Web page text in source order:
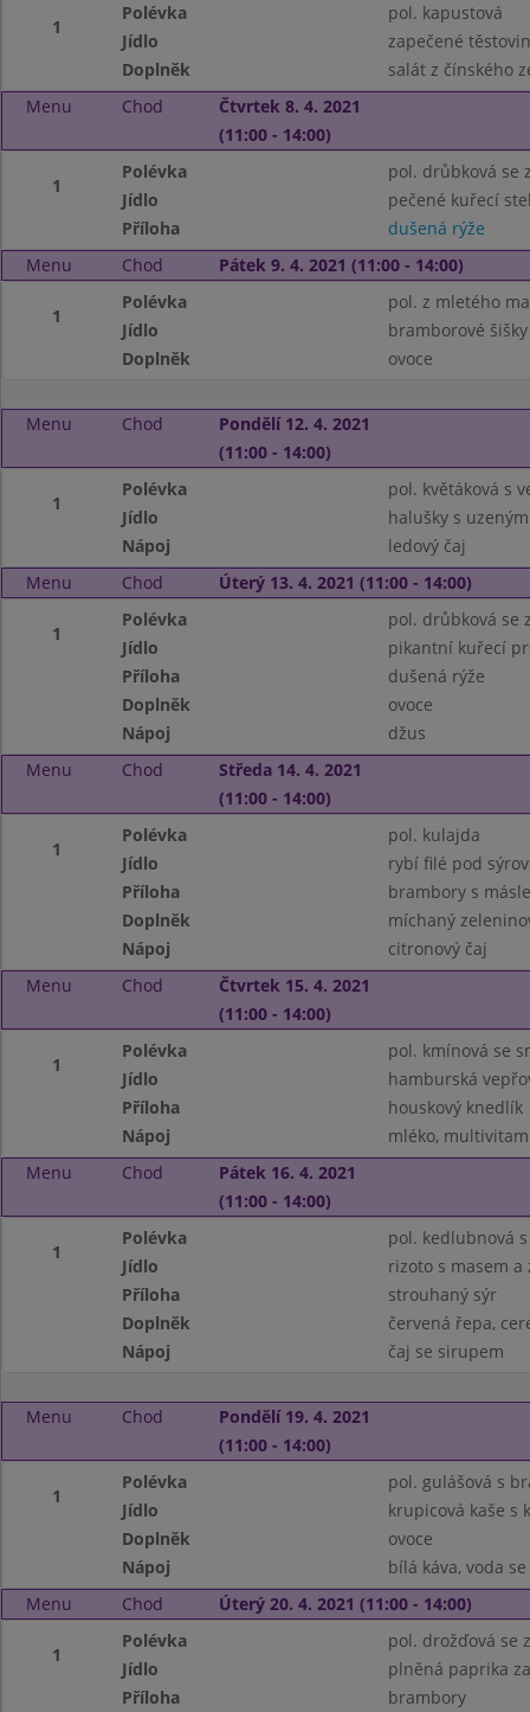
1
Polévka
pol. kapustová
Jídlo
zapečené
Doplněk
salát z čínského
Menu
Chod
Čtvrtek 8. 4. 2021
(11:00 - 14:00)
1
Polévka
pol. drůbková se
Jídlo
pečené kuřecí
Příloha
dušená rýže
Menu
Chod Pátek 9. 4. 2021 (11:00 - 14:00)
1
Polévka
pol. z mletého
Jídlo
bramborové
Doplněk
ovoce
Menu Chod
Pondělí 12. 4. 2021
(11:00 - 14:00)
1
Polévka
pol. květáková s
Jídlo
halušky s
Nápoj
ledový čaj
Menu
Chod Úterý 13. 4. 2021 (11:00 - 14:00)
1
Polévka
pol. drůbková se
Jídlo
pikantní kuřecí
Příloha
dušená rýže
Doplněk
ovoce
Nápoj
džus
Menu
Chod
Středa 14. 4. 2021
(11:00 - 14:00)
1
Polévka
pol. kulajda
Jídlo
rybí filé pod
Příloha
brambory s
Doplněk
míchaný
Nápoj
citronový čaj
Menu
Chod
Čtvrtek 15. 4. 2021
(11:00 - 14:00)
1
Polévka
pol. kmínová se
Jídlo
hamburská
Příloha
houskový knedlík
Nápoj
mléko,
Menu
Chod
Pátek 16. 4. 2021
(11:00 - 14:00)
1
Polévka
pol. kedlubnová
Jídlo
rizoto s masem a
Příloha
strouhaný sýr
Doplněk
červená řepa,
Nápoj
čaj se sirupem
Menu Chod
Pondělí 19. 4. 2021
(11:00 - 14:00)
1
Polévka
pol. gulášová s
Jídlo
krupicová kaše s
Doplněk
ovoce
Nápoj
bílá káva, voda
Menu
Chod Úterý 20. 4. 2021 (11:00 - 14:00)
1
Polévka
pol. drožďová se
Jídlo
plněná paprika
Příloha
brambory